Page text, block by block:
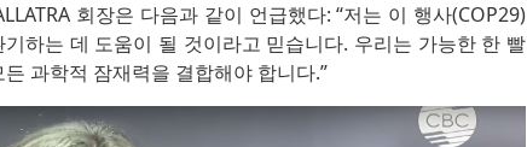
회장은 다음과 같이 언급했다: “저는 이 행사(COP29)
하는 데 도움이 될 것이라고 믿습니다. 우리는 가능한 한 빨
과학적 잠재력을 결합해야 합니다.”